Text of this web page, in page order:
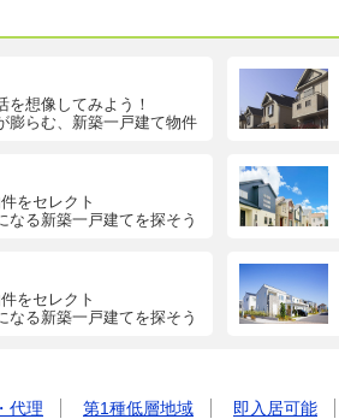
を想像してみよう！
膨らむ、新築一戸建て物件
をセレクト
なる新築一戸建てを探そう
をセレクト
なる新築一戸建てを探そう
代理 第1種低層地域 即入居可能